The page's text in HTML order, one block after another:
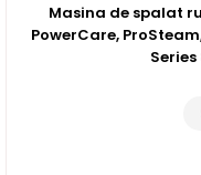
Masina de spalat
PowerCare,
Series